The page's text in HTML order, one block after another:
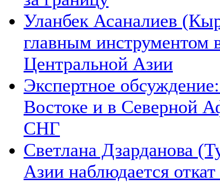
Уланбек Асаналиев
главным инструментом
Центральной Азии
Экспертное
Востоке и в Северной
СНГ
Светлана Дзарданова
Азии наблюдается